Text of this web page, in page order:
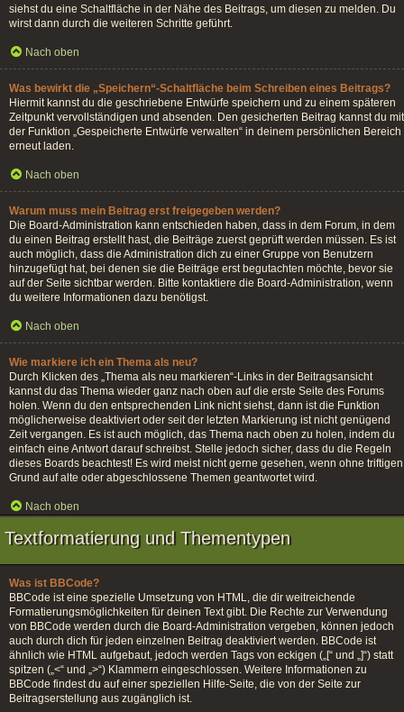
siehst du eine Schaltfläche in der Nähe des Beitrags, um diesen zu melden. Du
wirst dann durch die weiteren Schritte geführt.
Nach oben
Was bewirkt die „Speichern“-Schaltfläche beim Schreiben eines Beitrags?
Hiermit kannst du die geschriebene Entwürfe speichern und zu einem späteren
Zeitpunkt vervollständigen und absenden. Den gesicherten Beitrag kannst du mit
der Funktion „Gespeicherte Entwürfe verwalten“ in deinem persönlichen Bereich
erneut laden.
Nach oben
Warum muss mein Beitrag erst freigegeben werden?
Die Board-Administration kann entschieden haben, dass in dem Forum, in dem
du einen Beitrag erstellt hast, die Beiträge zuerst geprüft werden müssen. Es ist
auch möglich, dass die Administration dich zu einer Gruppe von Benutzern
hinzugefügt hat, bei denen sie die Beiträge erst begutachten möchte, bevor sie
auf der Seite sichtbar werden. Bitte kontaktiere die Board-Administration, wenn
du weitere Informationen dazu benötigst.
Nach oben
Wie markiere ich ein Thema als neu?
Durch Klicken des „Thema als neu markieren“-Links in der Beitragsansicht
kannst du das Thema wieder ganz nach oben auf die erste Seite des Forums
holen. Wenn du den entsprechenden Link nicht siehst, dann ist die Funktion
möglicherweise deaktiviert oder seit der letzten Markierung ist nicht genügend
Zeit vergangen. Es ist auch möglich, das Thema nach oben zu holen, indem du
einfach eine Antwort darauf schreibst. Stelle jedoch sicher, dass du die Regeln
dieses Boards beachtest! Es wird meist nicht gerne gesehen, wenn ohne triftigen
Grund auf alte oder abgeschlossene Themen geantwortet wird.
Nach oben
Textformatierung und Thementypen
Was ist BBCode?
BBCode ist eine spezielle Umsetzung von HTML, die dir weitreichende
Formatierungsmöglichkeiten für deinen Text gibt. Die Rechte zur Verwendung
von BBCode werden durch die Board-Administration vergeben, können jedoch
auch durch dich für jeden einzelnen Beitrag deaktiviert werden. BBCode ist
ähnlich wie HTML aufgebaut, jedoch werden Tags von eckigen („[“ und „]“) statt
spitzen („<“ und „>“) Klammern eingeschlossen. Weitere Informationen zu
BBCode findest du auf einer speziellen Hilfe-Seite, die von der Seite zur
Beitragserstellung aus zugänglich ist.